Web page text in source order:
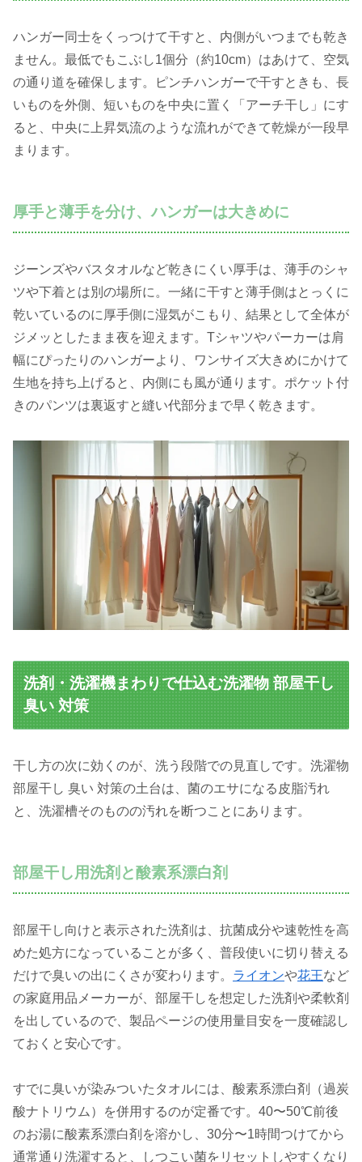
ハンガー同士をくっつけて干すと、内側がいつまでも乾き
ません。最低でもこぶし1個分（約10cm）はあけて、空気
の通り道を確保します。ピンチハンガーで干すときも、長
いものを外側、短いものを中央に置く「アーチ干し」にす
ると、中央に上昇気流のような流れができて乾燥が一段早
まります。
厚手と薄手を分け、ハンガーは大きめに
ジーンズやバスタオルなど乾きにくい厚手は、薄手のシャ
ツや下着とは別の場所に。一緒に干すと薄手側はとっくに
乾いているのに厚手側に湿気がこもり、結果として全体が
ジメッとしたまま夜を迎えます。Tシャツやパーカーは肩
幅にぴったりのハンガーより、ワンサイズ大きめにかけて
生地を持ち上げると、内側にも風が通ります。ポケット付
きのパンツは裏返すと縫い代部分まで早く乾きます。
洗剤・洗濯機まわりで仕込む洗濯物 部屋干し
臭い 対策
干し方の次に効くのが、洗う段階での見直しです。洗濯物
部屋干し 臭い 対策の土台は、菌のエサになる皮脂汚れ
と、洗濯槽そのものの汚れを断つことにあります。
部屋干し用洗剤と酸素系漂白剤
部屋干し向けと表示された洗剤は、抗菌成分や速乾性を高
めた処方になっていることが多く、普段使いに切り替える
だけで臭いの出にくさが変わります。 ライオンや花王など
の家庭用品メーカーが、部屋干しを想定した洗剤や柔軟剤
を出しているので、製品ページの使用量目安を一度確認し
ておくと安心です。
すでに臭いが染みついたタオルには、酸素系漂白剤（過炭
酸ナトリウム）を併用するのが定番です。40〜50℃前後
のお湯に酸素系漂白剤を溶かし、30分〜1時間つけてから
通常通り洗濯すると、しつこい菌をリセットしやすくなり